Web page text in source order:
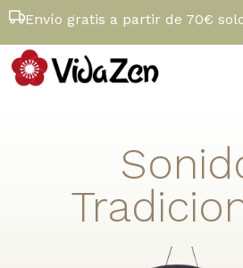
Envío gratis a partir de 70€